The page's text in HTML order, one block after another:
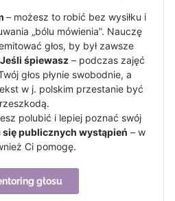
– możesz to robić bez wysiłku i
„bólu mówienia”. Nauczę
głos, by był zawsze
Jeśli śpiewasz – podczas zajęć
głos płynie swobodnie, a
w j. polskim przestanie być
polubić i lepiej poznać swój
się publicznych wystąpień – w
Ci pomogę.
głosu